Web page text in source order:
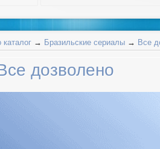
каталог → Бразильские сериалы → Все
дозволено